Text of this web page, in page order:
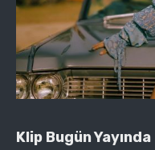
Klip Bugün Yayında